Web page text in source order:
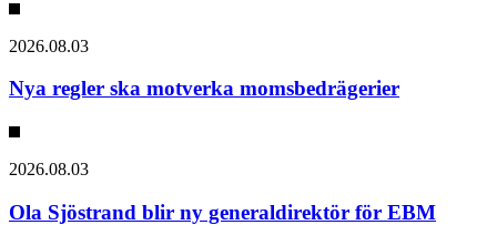
2026.08.03
Nya regler ska motverka momsbedrägerier
2026.08.03
Ola Sjöstrand blir ny generaldirektör för EBM